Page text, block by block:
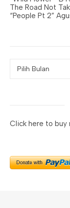
The Road Not
“People Pt 2”
Click here to buy